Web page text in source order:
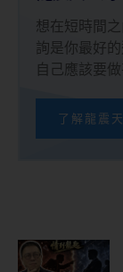
想在短時間
詢是你最好
自己應該要做
了解龍震